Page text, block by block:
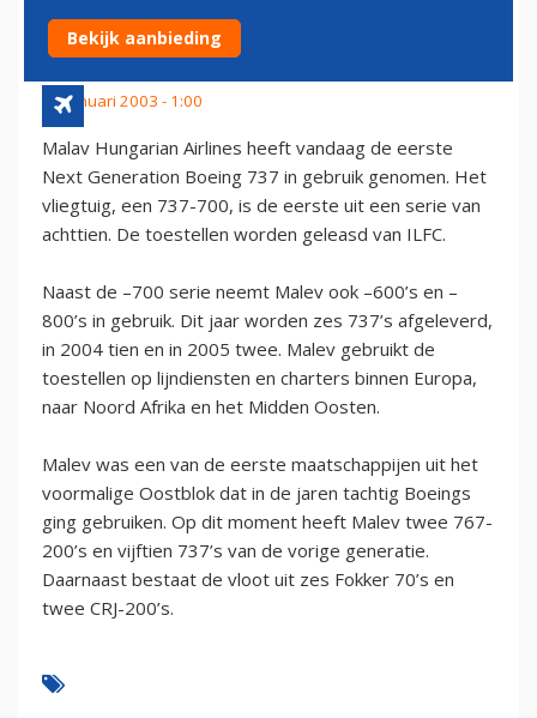
700 IN GEBRUIK
29 januari 2003 - 1:00
Malav Hungarian Airlines heeft vandaag de eerste
Next Generation Boeing 737 in gebruik genomen. Het
vliegtuig, een 737-700, is de eerste uit een serie van
achttien. De toestellen worden geleasd van ILFC.
Naast de –700 serie neemt Malev ook –600’s en –
800’s in gebruik. Dit jaar worden zes 737’s afgeleverd,
in 2004 tien en in 2005 twee. Malev gebruikt de
toestellen op lijndiensten en charters binnen Europa,
naar Noord Afrika en het Midden Oosten.
Malev was een van de eerste maatschappijen uit het
voormalige Oostblok dat in de jaren tachtig Boeings
ging gebruiken. Op dit moment heeft Malev twee 767-
200’s en vijftien 737’s van de vorige generatie.
Daarnaast bestaat de vloot uit zes Fokker 70’s en
twee CRJ-200’s.
Bekijk aanbieding